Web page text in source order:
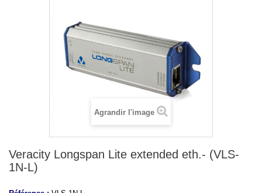
Agrandir l'image
Veracity Longspan Lite extended eth.- (VLS-
1N-L)